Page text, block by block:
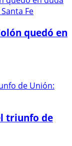
quedó en
triunfo de